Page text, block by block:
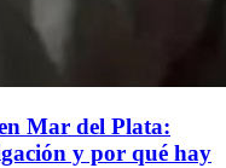
Mar del Plata:
y por qué hay